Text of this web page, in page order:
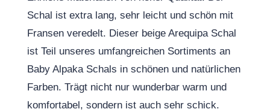
Schal ist extra lang, sehr leicht und schön mit
Fransen veredelt. Dieser beige Arequipa Schal
ist Teil unseres umfangreichen Sortiments an
Baby Alpaka Schals in schönen und natürlichen
Farben. Trägt nicht nur wunderbar warm und
komfortabel, sondern ist auch sehr schick.